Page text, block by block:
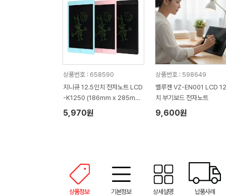
상품번호 : 658590
지니큐 12.5인치 전자노트 LCD
-K1250 (186mm x 285mm
x 9mm / 213g)
5,970원
상품번호 : 598649
벨루젠 VZ-EN001 LCD
치 부기보드 전자노트
9,600원
상품정보 기본정보 상세설명 납품사례